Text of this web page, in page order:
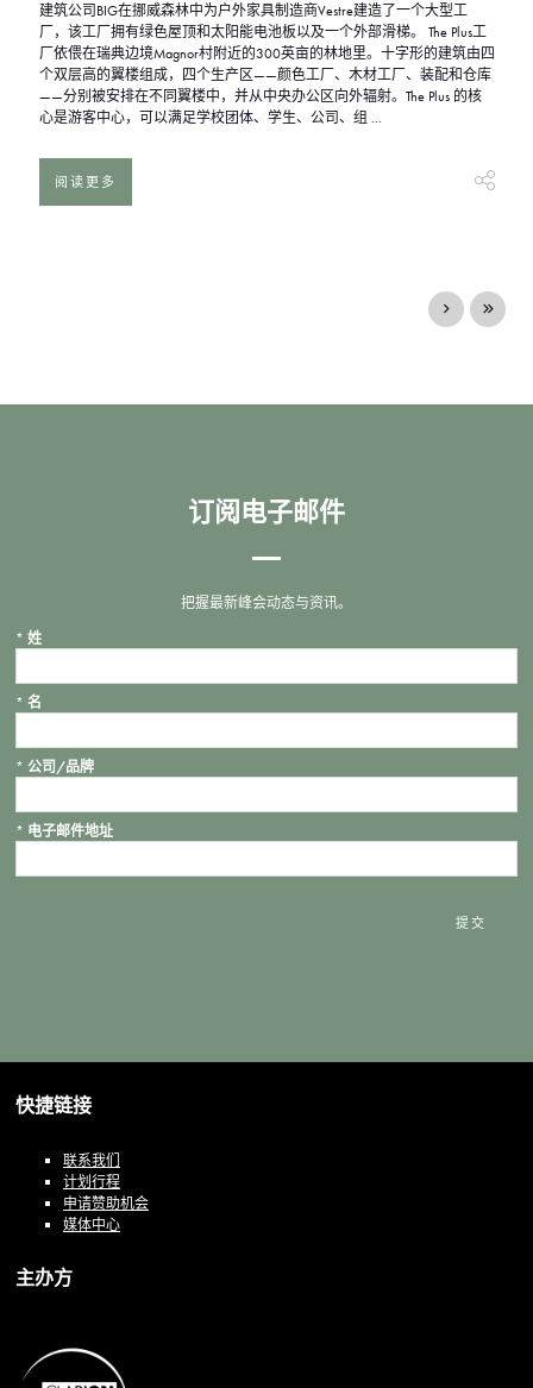
建筑公司BIG在挪威森林中为户外家具制造商Vestre建造了一个大型工
厂，该工厂拥有绿色屋顶和太阳能电池板以及一个外部滑梯。 The Plus工
厂依偎在瑞典边境Magnor村附近的300英亩的林地里。十字形的建筑由四
个双层高的翼楼组成，四个生产区——颜色工厂、木材工厂、装配和仓库
——分别被安排在不同翼楼中，并从中央办公区向外辐射。The Plus 的核
心是游客中心，可以满足学校团体、学生、公司、组 ...
阅读更多
订阅电子邮件
把握最新峰会动态与资讯。
* 姓
* 名
* 公司/品牌
* 电子邮件地址
提交
快捷链接
联系我们
计划行程
申请赞助机会
媒体中心
主办方